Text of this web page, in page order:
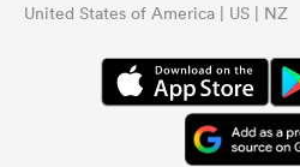
United States of America | US | NZ